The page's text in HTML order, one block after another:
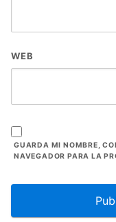
WEB
GUARDA MI NOMBRE,
NAVEGADOR PARA LA